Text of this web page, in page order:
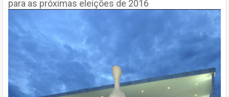
para as próximas eleições de 2016